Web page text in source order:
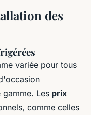
des
variée pour tous
Les prix
comme celles